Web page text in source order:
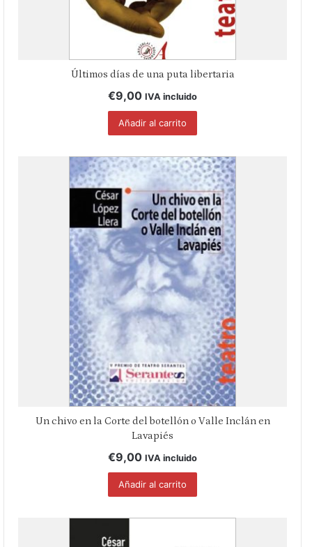
Últimos días de una puta libertaria
€9,00 IVA incluido
Añadir al carrito
Un chivo en la Corte del botellón o Valle Inclán en
Lavapiés
€9,00 IVA incluido
Añadir al carrito